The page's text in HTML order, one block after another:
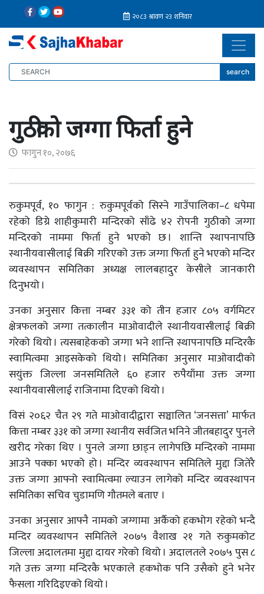
search
गुठीको जग्गा फिर्ता हुने
फागुन १०, २०७६
रुकुमपूर्व, १० फागुन : रुकुमपूर्वको सिस्ने गाउँपालिका–८ धपेमा
रहेको डिग्रे शाहीकुमारी मन्दिरको साँढे ४२ रोपनी गुठीको जग्गा
मन्दिरको नाममा फिर्ता हुने भएको छ । शान्ति स्थापनापछि
स्थानीयवासीलाई बिक्री गरिएको उक्त जग्गा फिर्ता हुने भएको मन्दिर
व्यवस्थापन समितिका अध्यक्ष लालबहादुर केसीले जानकारी
दिनुभयो ।
उनका अनुसार कित्ता नम्बर ३३१ को तीन हजार ८०५ वर्गमिटर
क्षेत्रफलको जग्गा तत्कालीन माओवादीले स्थानीयवासीलाई बिक्री
गरेको थियो । त्यसबाहेकको जग्गा भने शान्ति स्थापनापछि मन्दिरकै
स्वामित्वमा आइसकेको थियो । समितिका अनुसार माओवादीको
सयुंक्त जिल्ला जनसमितिले ६० हजार रुपैयाँमा उक्त जग्गा
स्थानीयवासीलाई राजिनामा दिएको थियो ।
विसं २०६२ चैत २९ गते माओवादीद्वारा सञ्चालित ‘जनसत्ता’ मार्फत
कित्ता नम्बर ३३१ को जग्गा स्थानीय सर्वजित भनिने जीतबहादुर पुनले
खरीद गरेका थिए । पुनले जग्गा छाड्न लागेपछि मन्दिरको नाममा
आउने पक्का भएको हो । मन्दिर व्यवस्थापन समितिले मुद्दा जितेरै
उक्त जग्गा आफ्नो स्वामित्वमा ल्याउन लागेको मन्दिर व्यवस्थापन
समितिका सचिव चुडामणि गौतमले बताए ।
उनका अनुसार आफ्नै नामको जग्गामा अर्कैको हकभोग रहेको भन्दै
मन्दिर व्यवस्थापन समितिले २०७५ वैशाख २१ गते रुकुमकोट
जिल्ला अदालतमा मुद्दा दायर गरेको थियो । अदालतले २०७५ पुस ८
गते उक्त जग्गा मन्दिरकै भएकाले हकभोक पनि उसैको हुने भनेर
फैसला गरिदिइएको थियो ।